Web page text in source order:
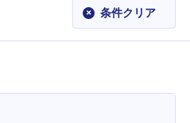
× 条件クリア